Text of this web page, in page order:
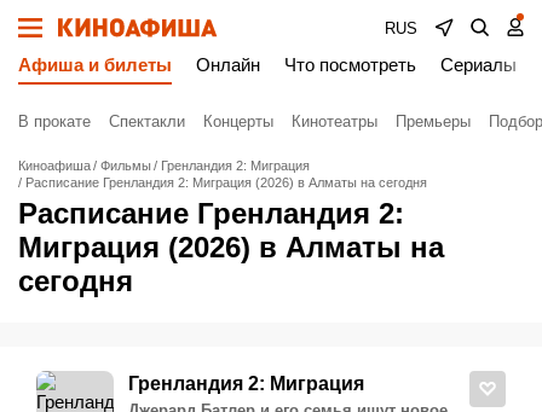
RUS
Афиша и билеты Онлайн Что посмотреть Сериалы
В прокате Спектакли Концерты Кинотеатры Премьеры
Киноафиша Фильмы
Гренландия 2: Миграция
Расписание Гренландия 2: Миграция (2026) в Алматы на сегодня
Расписание Гренландия 2:
Миграция (2026) в Алматы на
сегодня
Гренландия 2: Миграция